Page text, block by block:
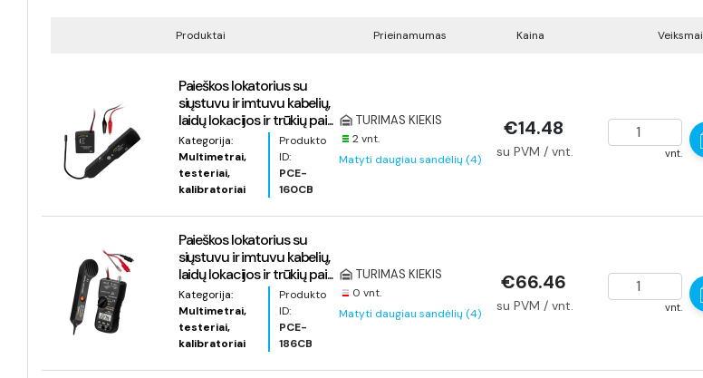
Produktai Prieinamumas Kaina Veiksmai
Paieškos lokatorius su
siųstuvu ir imtuvu kabelių,
laidų lokacijos ir trūkių pai...
Kategorija:
Multimetrai,
testeriai,
kalibratoriai
Produkto
ID:
PCE-
160CB
2 vnt.
TURIMAS KIEKIS
Matyti daugiau sandėlių (4)
€14.48
su PVM / vnt. vnt.
Paieškos lokatorius su
siųstuvu ir imtuvu kabelių,
laidų lokacijos ir trūkių pai...
Kategorija:
Multimetrai,
testeriai,
kalibratoriai
Produkto
ID:
PCE-
186CB
0 vnt.
TURIMAS KIEKIS
Matyti daugiau sandėlių (4)
€66.46
su PVM / vnt. vnt.